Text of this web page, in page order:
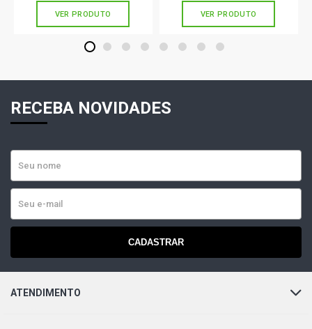
VER PRODUTO VER PRODUTO
1 2 3 4 5 6 7 8
RECEBA NOVIDADES
CADASTRAR
ATENDIMENTO